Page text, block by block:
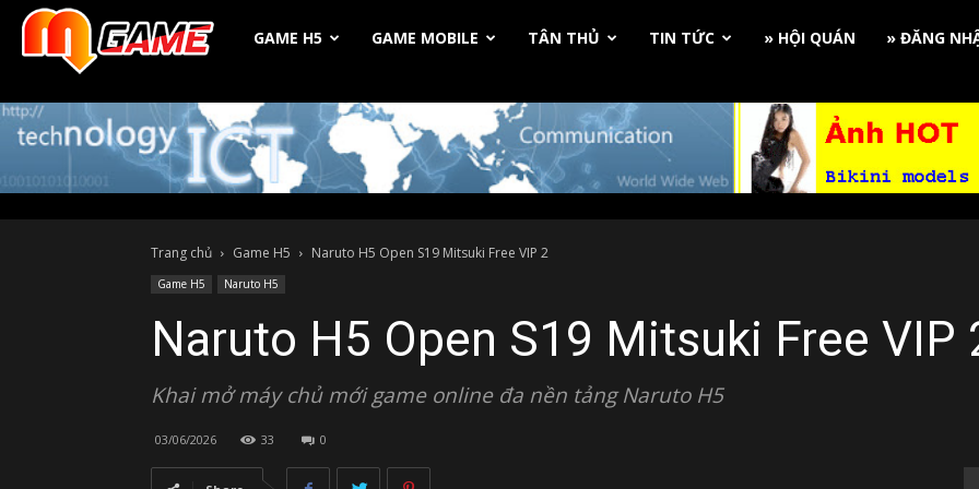
Michio
Game
GAME H5 GAME MOBILE TÂN THỦ TIN TỨC » HỘI QUÁN » ĐĂNG
Trang chủ Game H5 Naruto H5 Open S19 Mitsuki Free VIP 2
Game H5 Naruto H5
Naruto H5 Open S19 Mitsuki Free VIP
Khai mở máy chủ mới game online đa nền tảng Naruto H5
03/06/2026 33 0